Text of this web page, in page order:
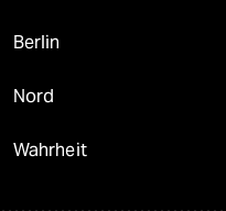
Berlin
Nord
Wahrheit